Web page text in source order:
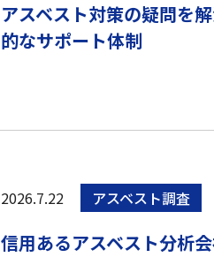
アスベスト対策の疑問を
的なサポート体制
2026.7.22 アスベスト調査
信用あるアスベスト分析